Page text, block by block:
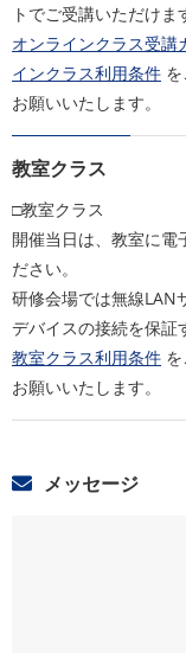
トでご受講いただけま
オンラインクラス受講
インクラス利用条件
お願いいたします。
教室クラス
□教室クラス
開催当日は、教室に電
ださい。
研修会場では無線LAN
デバイスの接続を保証
教室クラス利用条件
お願いいたします。
メッセージ